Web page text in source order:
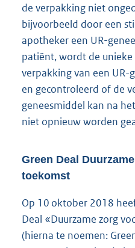
de verpakking niet
bijvoorbeeld door een
apotheker een UR-
patiënt, wordt de
verpakking van een UR-
en gecontroleerd of de
geneesmiddel kan na
niet opnieuw worden
Green Deal
toekomst
Op 10 oktober 2018
Deal «Duurzame zorg
(hierna te noemen: